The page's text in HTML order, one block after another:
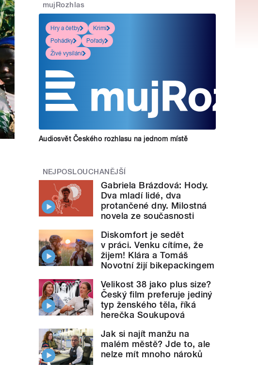
mujRozhlas
Hry a četby
Krimi
Pohádky
Pořady
Živé vysílání
Audiosvět Českého rozhlasu na jednom místě
NEJPOSLOUCHANĚJŠÍ
Gabriela Brázdová: Hody.
Dva mladí lidé, dva
protančené dny. Milostná
novela ze současnosti
Diskomfort je sedět
v práci. Venku cítíme, že
žijem! Klára a Tomáš
Novotní žijí bikepackingem
Velikost 38 jako plus size?
Český film preferuje jediný
typ ženského těla, říká
herečka Soukupová
Jak si najít manžu na
malém městě? Jde to, ale
nelze mít mnoho nároků